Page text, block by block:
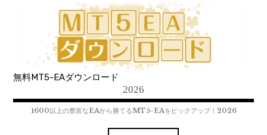
無料MT5-EAダウンロード
2026
1600以上の豊富なEAから勝てるMT5-EAをピックアップ！2026